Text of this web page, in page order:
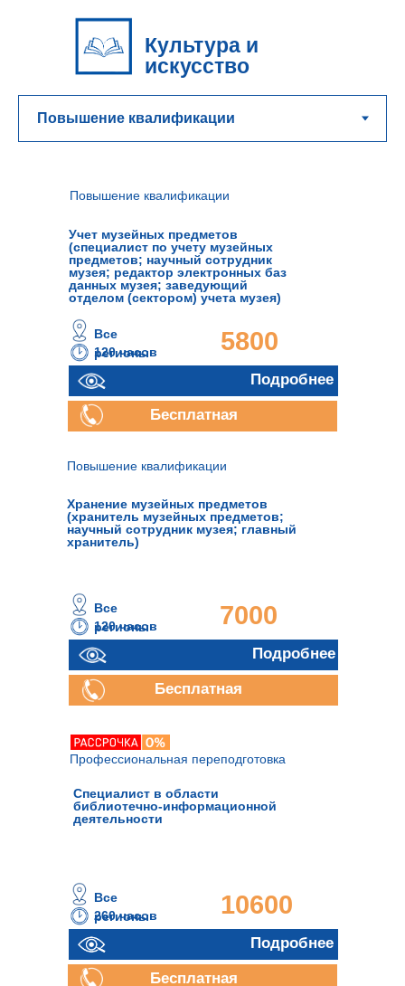
Культура и
искусство
Хранение музейных предметов
(хранитель музейных предметов;
научный сотрудник музея; главный
хранитель)
120 часов
5800
руб.
Подробнее
Бесплатная
Все
регионы
Повышение квалификации
Учет музейных предметов
(специалист по учету музейных
предметов; научный сотрудник
музея; редактор электронных баз
данных музея; заведующий
отделом (сектором) учета музея)
Повышение квалификации
120 часов
7000
руб.
Все
регионы
Подробнее
Бесплатная
Специалист в области
библиотечно-информационной
деятельности
260 часов
10600
руб.
Подробнее
Бесплатная
Все
регионы
Профессиональная переподготовка